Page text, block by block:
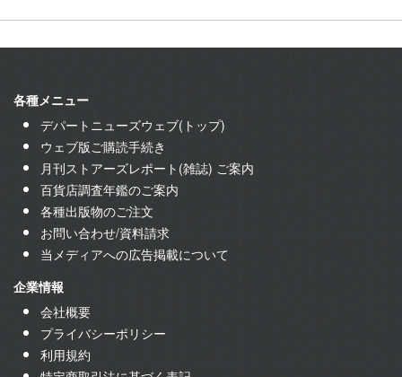
各種メニュー
デパートニューズウェブ(トップ)
ウェブ版ご購読手続き
月刊ストアーズレポート(雑誌) ご案内
百貨店調査年鑑のご案内
各種出版物のご注文
お問い合わせ/資料請求
当メディアへの広告掲載について
企業情報
会社概要
プライバシーポリシー
利用規約